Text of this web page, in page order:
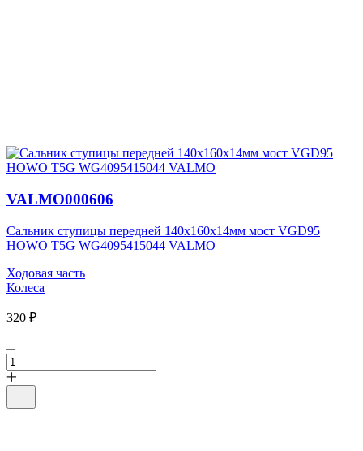
VALMO000606
Сальник ступицы передней 140х160х14мм мост VGD95
HOWO T5G WG4095415044 VALMO
Ходовая часть
Колеса
320 ₽